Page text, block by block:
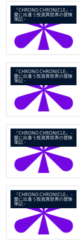
『CHRONO CHRONICLE』 ‐
愛に出逢う投資異世界の冒険
筆記 ‐
『CHRONO CHRONICLE』 ‐
愛に出逢う投資異世界の冒険
筆記 ‐
『CHRONO CHRONICLE』 ‐
愛に出逢う投資異世界の冒険
筆記 ‐
『CHRONO CHRONICLE』 ‐
愛に出逢う投資異世界の冒険
筆記 ‐